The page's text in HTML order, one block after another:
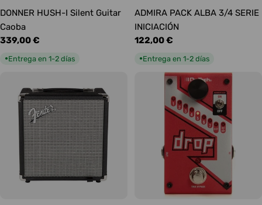
DONNER HUSH-I Silent Guitar
Caoba
Precio
339,00 €
●Entrega en 1-2 días
ADMIRA PACK ALBA 3/4 SERIE
INICIACIÓN
Precio
122,00 €
●Entrega en 1-2 días